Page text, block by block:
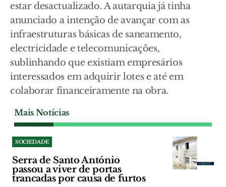
estar desactualizado. A autarquia já tinha
anunciado a intenção de avançar com as
infraestruturas básicas de saneamento,
electricidade e telecomunicações,
sublinhando que existiam empresários
interessados em adquirir lotes e até em
colaborar financeiramente na obra.
Mais Notícias
SOCIEDADE
Serra de Santo António
passou a viver de portas
trancadas por causa de furtos